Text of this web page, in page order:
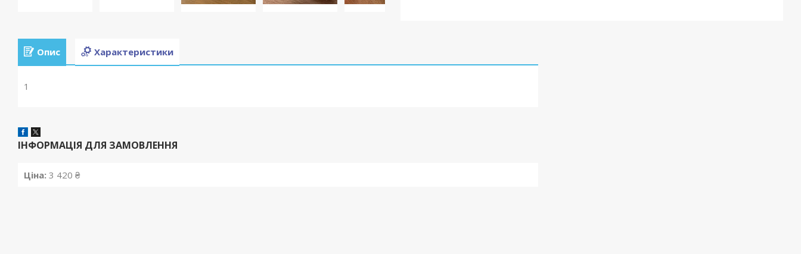
Опис Характеристики
1
ІНФОРМАЦІЯ ДЛЯ ЗАМОВЛЕННЯ
Ціна: 3 420 ₴